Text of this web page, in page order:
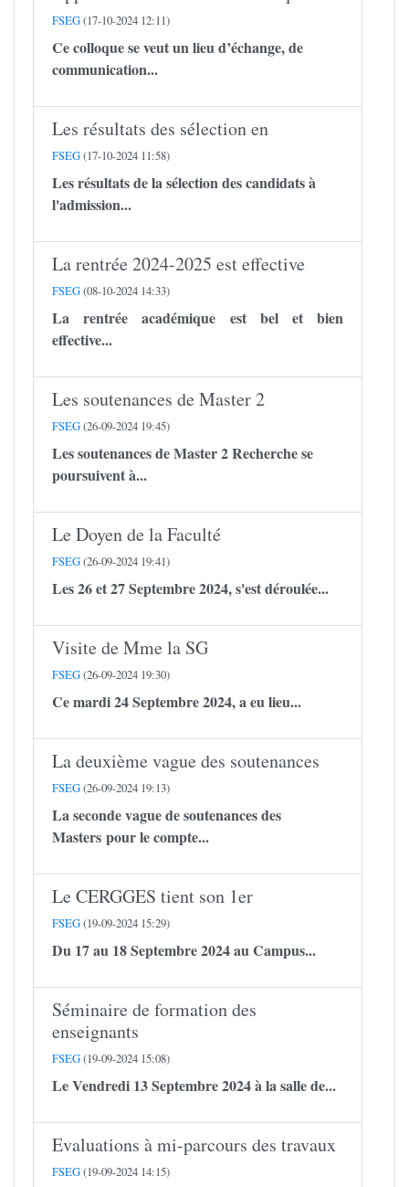
FSEG(17-10-2024 12:11)
Ce colloque se veut un lieu d’échange, de
communication...
Les résultats des sélection en
FSEG(17-10-2024 11:58)
Les résultats de la sélection des candidats à
l'admission...
La rentrée 2024-2025 est effective
FSEG(08-10-2024 14:33)
La rentrée académique est bel et bien
effective...
Les soutenances de Master 2
FSEG(26-09-2024 19:45)
Les soutenances de Master 2 Recherche se
poursuivent à...
Le Doyen de la Faculté
FSEG(26-09-2024 19:41)
Les 26 et 27 Septembre 2024, s'est déroulée...
Visite de Mme la SG
FSEG(26-09-2024 19:30)
Ce mardi 24 Septembre 2024, a eu lieu...
La deuxième vague des soutenances
FSEG(26-09-2024 19:13)
La seconde vague de soutenances des
Masters pour le compte...
Le CERGGES tient son 1er
FSEG(19-09-2024 15:29)
Du 17 au 18 Septembre 2024 au Campus...
Séminaire de formation des
enseignants
FSEG(19-09-2024 15:08)
Le Vendredi 13 Septembre 2024 à la salle de...
Evaluations à mi-parcours des travaux
FSEG(19-09-2024 14:15)